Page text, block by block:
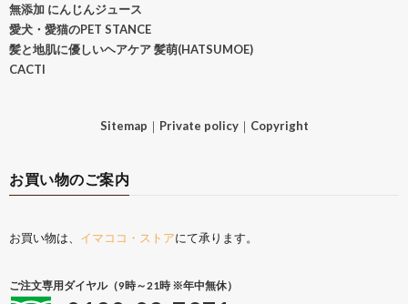
無添加 にんじんジュース
愛犬・愛猫のPET STANCE
髪と地肌に優しいヘアケア 髪萌(HATSUMOE)
CACTI
Sitemap ｜ Private policy｜ Copyright
お買い物のご案内
お買い物は、 イマココ・ストアにて承ります。
ご注文専用ダイヤル（9時～21時 ※年中無休）